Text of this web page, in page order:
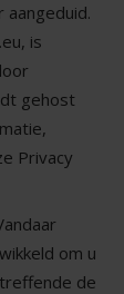
is
gehost
Privacy
om u
de